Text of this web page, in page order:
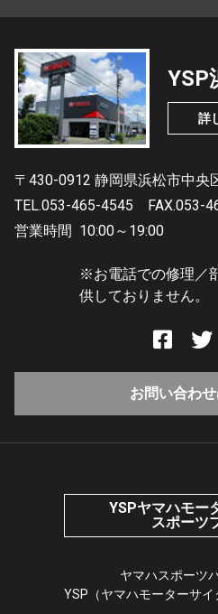
YSP
詳
〒430-0912 静岡県浜松市中央
TEL.053-465-4545
FAX.053-
営業時間 10:00～19:00
※お電話での修理／
供しておりません。
お問い合わ
YSPヤマハモー
スポーツ
ヤマハスポーツ
YSP（ヤマハモーターサイ